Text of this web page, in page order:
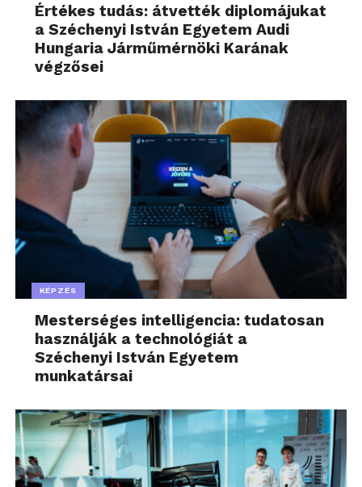
Értékes tudás: átvették diplomájukat
a Széchenyi István Egyetem Audi
Hungaria Járműmérnöki Karának
végzősei
KÉPZÉS
Mesterséges intelligencia: tudatosan
használják a technológiát a
Széchenyi István Egyetem
munkatársai